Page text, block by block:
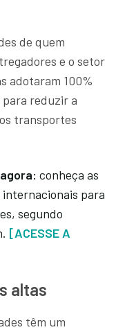
de quem
e o setor
adotaram 100%
reduzir a
transportes
conheça as
internacionais para
segundo
[ACESSE A
altas
têm um